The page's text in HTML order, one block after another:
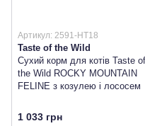
Артикул: 2591-HT18
Taste of the Wild
Сухий корм для котів Taste of
the Wild ROCKY MOUNTAIN
FELINE з козулею і лососем
1 033 грн